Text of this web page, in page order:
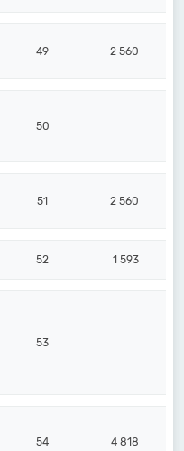
49 2 560
50
51 2 560
52 1 593
53
54 4 818